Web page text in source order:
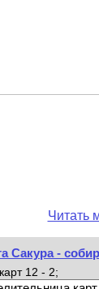
Читать
Сакура -
12 - 2;